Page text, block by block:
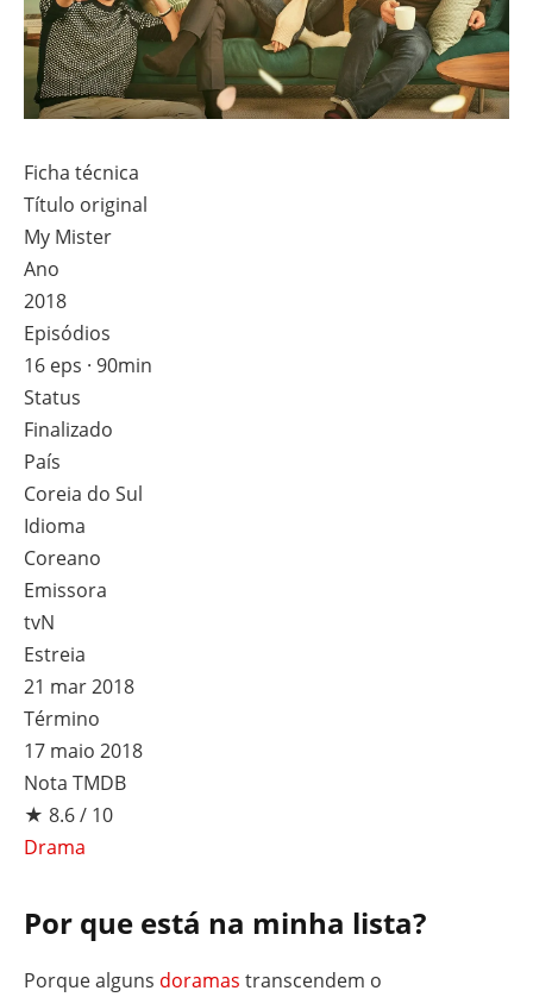
Ficha técnica
Título original
My Mister
Ano
2018
Episódios
16 eps · 90min
Status
Finalizado
País
Coreia do Sul
Idioma
Coreano
Emissora
tvN
Estreia
21 mar 2018
Término
17 maio 2018
Nota TMDB
★ 8.6 / 10
Drama
Por que está na minha lista?
Porque alguns doramas transcendem o